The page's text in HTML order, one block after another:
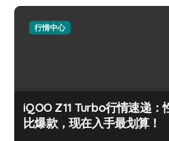
行情中心
iQOO Z11 Turbo行情速递：
比爆款，现在入手最划算！